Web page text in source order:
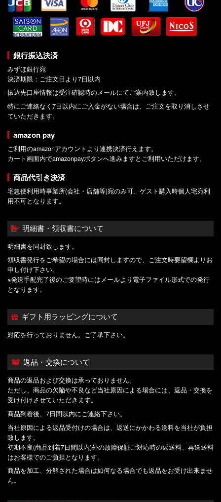
銀行振込決済
みずほ銀行宛
決済期限：ご注文日より7日以内
振込先口座情報は受注確認時のメールにてご案内致します。
特にご連絡なく7日以内にご入金がない場合は、ご注文を取り消しさせ
ていただきます。
amazon pay
ご利用のamazonアカウントより連携決済行えます。
カート画面内でamazonpayボタンへ進みますとご利用いただけます。
商品代引き決済
宅急便利用時事業所(会社・店舗等)宛のみ可。ゲスト購入時個人宅宛利
用不可となります。
明細書・領収書について
明細書を同封致します。
領収書発行をご希望の場合には同封しますので、ご注文時要望欄よりお
申し付け下さい。
※発送手配完了後のご要望時にはメールより電子ファイル形式での発行
となります。
ギフト用ラッピングについて
対応を行っておりません。ご了承下さい。
返品・交換について
商品の返品および交換は承っておりません。
ただし、商品の欠陥や不良など当社原因による場合には、返品・交換を
受け付けさせていただきます。
商品到着後、7日間以内にご連絡下さい。
当社原因による返品受付けの場合は、返送にかかわる送料を当社が負担
致します。
初期不良(商品到着7日間以内)外の故障保証ご対応時の返送料、再送送料
はお客様でのご負担となります。
商品を加工、分解された場合は如何なる場合でも返品をお受け出来ませ
ん。